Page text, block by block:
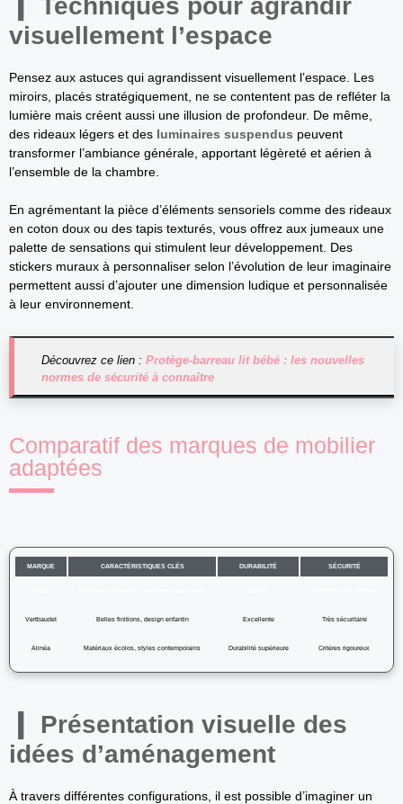
Techniques pour agrandir
visuellement l’espace
Pensez aux astuces qui agrandissent visuellement l’espace. Les
miroirs, placés stratégiquement, ne se contentent pas de refléter la
lumière mais créent aussi une illusion de profondeur. De même,
des rideaux légers et des luminaires suspendus peuvent
transformer l’ambiance générale, apportant légèreté et aérien à
l’ensemble de la chambre.
En agrémentant la pièce d’éléments sensoriels comme des rideaux
en coton doux ou des tapis texturés, vous offrez aux jumeaux une
palette de sensations qui stimulent leur développement. Des
stickers muraux à personnaliser selon l’évolution de leur imaginaire
permettent aussi d’ajouter une dimension ludique et personnalisée
à leur environnement.
Découvrez ce lien : Protège-barreau lit bébé : les nouvelles
normes de sécurité à connaître
Comparatif des marques de mobilier
adaptées
MARQUE CARACTÉRISTIQUES CLÉS DURABILITÉ SÉCURITÉ
Vertbaudet Belles finitions, design enfantin Excellente Très sécuritaire
Alinéa Matériaux écolos, styles contemporains Durabilité supérieure Critères rigoureux
Présentation visuelle des
idées d’aménagement
À travers différentes configurations, il est possible d’imaginer un